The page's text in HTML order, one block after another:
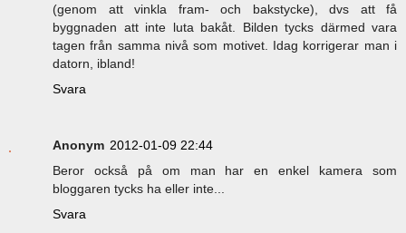
(genom att vinkla fram- och bakstycke), dvs att få
byggnaden att inte luta bakåt. Bilden tycks därmed vara
tagen från samma nivå som motivet. Idag korrigerar man i
datorn, ibland!
Svara
Anonym 2012-01-09 22:44
Beror också på om man har en enkel kamera som
bloggaren tycks ha eller inte...
Svara